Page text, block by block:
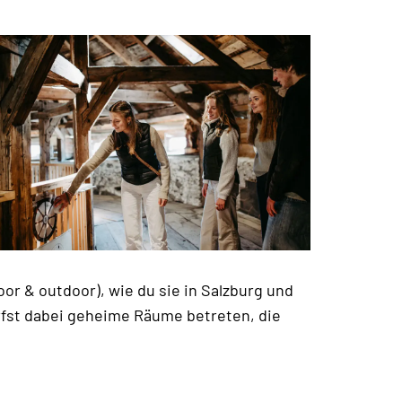
& outdoor), wie du sie in Salzburg und
dabei geheime Räume betreten, die